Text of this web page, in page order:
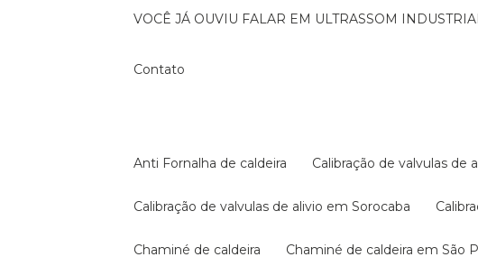
VOCÊ JÁ OUVIU FALAR EM ULTRASSOM
Contato
Anti Fornalha de caldeira Calibração de valvulas de
Calibração de valvulas de alivio em Sorocaba
Chaminé de caldeira Chaminé de caldeira em São